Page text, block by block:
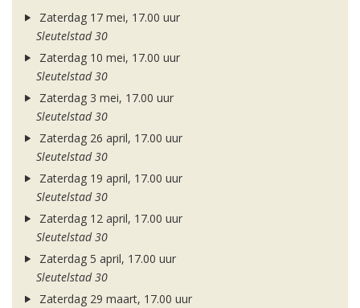
Zaterdag 17 mei, 17.00 uur
Sleutelstad 30
Zaterdag 10 mei, 17.00 uur
Sleutelstad 30
Zaterdag 3 mei, 17.00 uur
Sleutelstad 30
Zaterdag 26 april, 17.00 uur
Sleutelstad 30
Zaterdag 19 april, 17.00 uur
Sleutelstad 30
Zaterdag 12 april, 17.00 uur
Sleutelstad 30
Zaterdag 5 april, 17.00 uur
Sleutelstad 30
Zaterdag 29 maart, 17.00 uur